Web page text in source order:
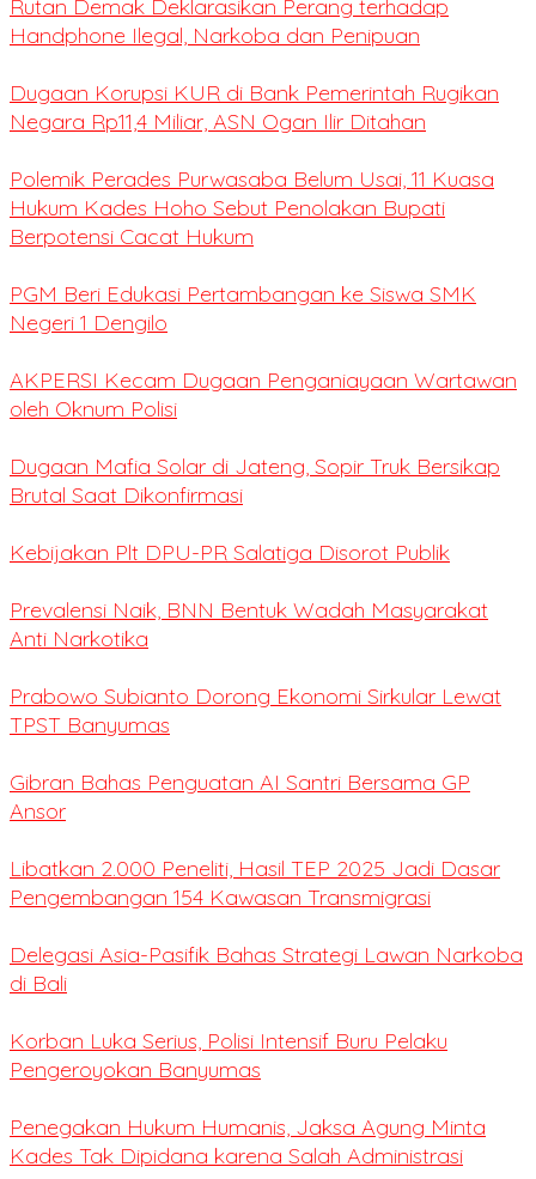
Rutan Demak Deklarasikan Perang terhadap
Handphone Ilegal, Narkoba dan Penipuan
Dugaan Korupsi KUR di Bank Pemerintah Rugikan
Negara Rp11,4 Miliar, ASN Ogan Ilir Ditahan
Polemik Perades Purwasaba Belum Usai, 11 Kuasa
Hukum Kades Hoho Sebut Penolakan Bupati
Berpotensi Cacat Hukum
PGM Beri Edukasi Pertambangan ke Siswa SMK
Negeri 1 Dengilo
AKPERSI Kecam Dugaan Penganiayaan Wartawan
oleh Oknum Polisi
Dugaan Mafia Solar di Jateng, Sopir Truk Bersikap
Brutal Saat Dikonfirmasi
Kebijakan Plt DPU-PR Salatiga Disorot Publik
Prevalensi Naik, BNN Bentuk Wadah Masyarakat
Anti Narkotika
Prabowo Subianto Dorong Ekonomi Sirkular Lewat
TPST Banyumas
Gibran Bahas Penguatan AI Santri Bersama GP
Ansor
Libatkan 2.000 Peneliti, Hasil TEP 2025 Jadi Dasar
Pengembangan 154 Kawasan Transmigrasi
Delegasi Asia-Pasifik Bahas Strategi Lawan Narkoba
di Bali
Korban Luka Serius, Polisi Intensif Buru Pelaku
Pengeroyokan Banyumas
Penegakan Hukum Humanis, Jaksa Agung Minta
Kades Tak Dipidana karena Salah Administrasi